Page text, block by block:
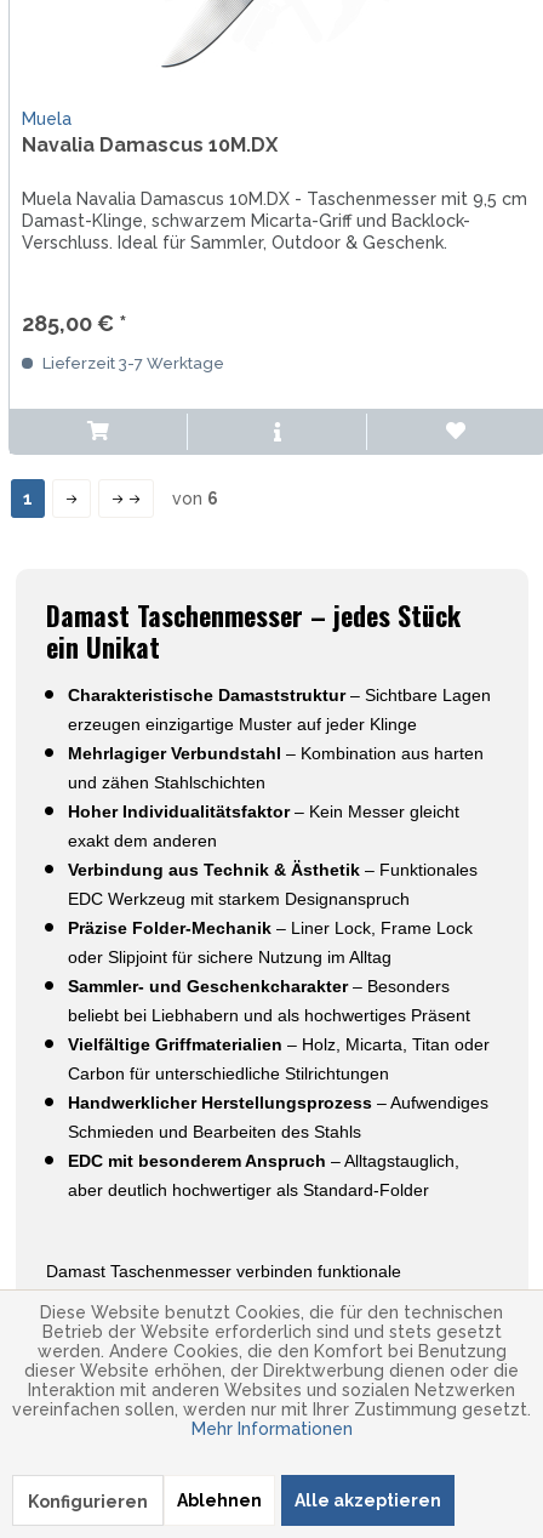
Muela
Navalia Damascus 10M.DX
Muela Navalia Damascus 10M.DX - Taschenmesser mit 9,5 cm
Damast-Klinge, schwarzem Micarta-Griff und Backlock-
Verschluss. Ideal für Sammler, Outdoor & Geschenk.
285,00 € *
Lieferzeit 3-7 Werktage
1 von 6
Damast Taschenmesser – jedes Stück
ein Unikat
Charakteristische Damaststruktur– Sichtbare Lagen
erzeugen einzigartige Muster auf jeder Klinge
Mehrlagiger Verbundstahl – Kombination aus harten
und zähen Stahlschichten
Hoher Individualitätsfaktor– Kein Messer gleicht
exakt dem anderen
Verbindung aus Technik & Ästhetik– Funktionales
EDC Werkzeug mit starkem Designanspruch
Präzise Folder-Mechanik– Liner Lock, Frame Lock
oder Slipjoint für sichere Nutzung im Alltag
Sammler- und Geschenkcharakter– Besonders
beliebt bei Liebhabern und als hochwertiges Präsent
Vielfältige Griffmaterialien – Holz, Micarta, Titan oder
Carbon für unterschiedliche Stilrichtungen
Handwerklicher Herstellungsprozess– Aufwendiges
Schmieden und Bearbeiten des Stahls
EDC mit besonderem Anspruch – Alltagstauglich,
aber deutlich hochwertiger als Standard-Folder
Damast Taschenmesser verbinden funktionale
anderen Material findet. Sie sind nicht nur Werkzeuge,
sondern Ausdruck von Handwerkskunst und Individualität –
ideal für alle, die ein EDC Messer mit Charakter suchen.
Diese Website benutzt Cookies, die für den technischen
Betrieb der Website erforderlich sind und stets gesetzt
werden. Andere Cookies, die den Komfort bei Benutzung
dieser Website erhöhen, der Direktwerbung dienen oder die
Interaktion mit anderen Websites und sozialen Netzwerken
vereinfachen sollen, werden nur mit Ihrer Zustimmung gesetzt.
Mehr Informationen
Ablehnen Alle akzeptieren
Konfigurieren